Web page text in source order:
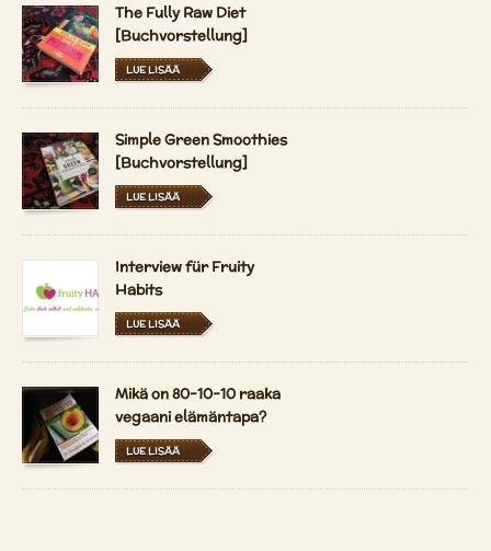
The Fully Raw Diet
[Buchvorstellung]
LUE LISÄÄ
Simple Green Smoothies
[Buchvorstellung]
LUE LISÄÄ
Interview für Fruity
Habits
LUE LISÄÄ
Mikä on 80-10-10 raaka
vegaani elämäntapa?
LUE LISÄÄ